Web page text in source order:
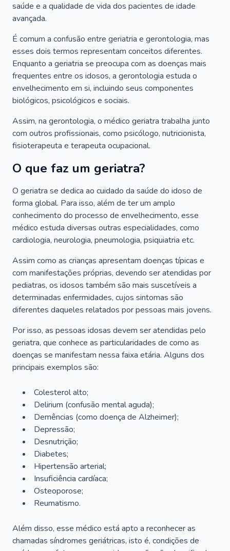
saúde e a qualidade de vida dos pacientes de idade
avançada.
É comum a confusão entre geriatria e gerontologia, mas
esses dois termos representam conceitos diferentes.
Enquanto a geriatria se preocupa com as doenças mais
frequentes entre os idosos, a gerontologia estuda o
envelhecimento em si, incluindo seus componentes
biológicos, psicológicos e sociais.
Assim, na gerontologia, o médico geriatra trabalha junto
com outros profissionais, como psicólogo, nutricionista,
fisioterapeuta e terapeuta ocupacional.
O que faz um geriatra?
O geriatra se dedica ao cuidado da saúde do idoso de
forma global. Para isso, além de ter um amplo
conhecimento do processo de envelhecimento, esse
médico estuda diversas outras especialidades, como
cardiologia, neurologia, pneumologia, psiquiatria etc.
Assim como as crianças apresentam doenças típicas e
com manifestações próprias, devendo ser atendidas por
pediatras, os idosos também são mais suscetíveis a
determinadas enfermidades, cujos sintomas são
diferentes daqueles relatados por pessoas mais jovens.
Por isso, as pessoas idosas devem ser atendidas pelo
geriatra, que conhece as particularidades de como as
doenças se manifestam nessa faixa etária. Alguns dos
principais exemplos são:
Colesterol alto;
Delirium (confusão mental aguda);
Demências (como doença de Alzheimer);
Depressão;
Desnutrição;
Diabetes;
Hipertensão arterial;
Insuficiência cardíaca;
Osteoporose;
Reumatismo.
Além disso, esse médico está apto a reconhecer as
chamadas síndromes geriátricas, isto é, condições de